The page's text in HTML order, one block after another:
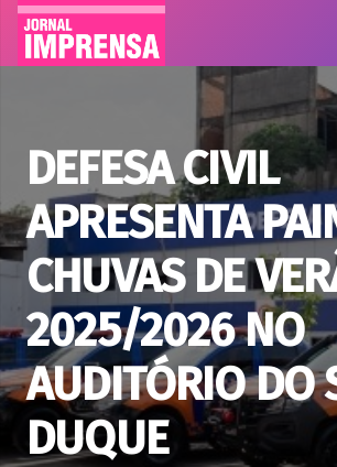
DEFESA CIVIL
APRESENTA
CHUVAS DE
2025/2026 NO
AUDITÓRIO DO
DUQUE